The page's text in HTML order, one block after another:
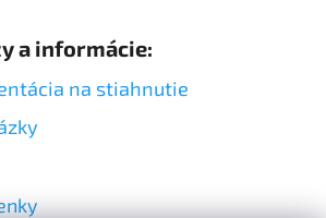
a informácie:
na stiahnutie